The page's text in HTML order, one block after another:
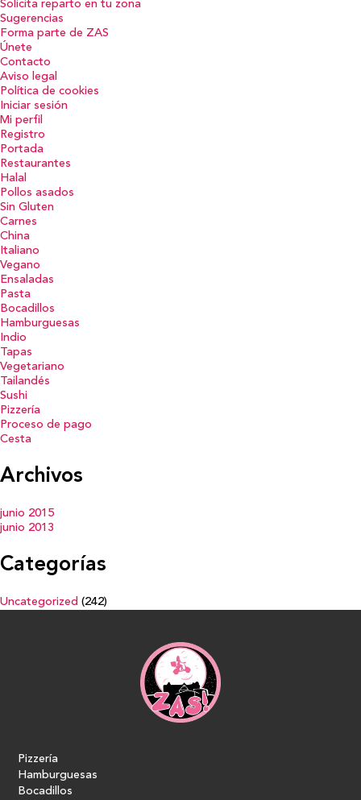
Solicita reparto en tu zona
Sugerencias
Forma parte de ZAS
Únete
Contacto
Aviso legal
Política de cookies
Iniciar sesión
Mi perfil
Registro
Portada
Restaurantes
Halal
Pollos asados
Sin Gluten
Carnes
China
Italiano
Vegano
Ensaladas
Pasta
Bocadillos
Hamburguesas
Indio
Tapas
Vegetariano
Tailandés
Sushi
Pizzería
Proceso de pago
Cesta
Archivos
junio 2015
junio 2013
Categorías
Uncategorized (242)
Pizzería
Hamburguesas
Bocadillos